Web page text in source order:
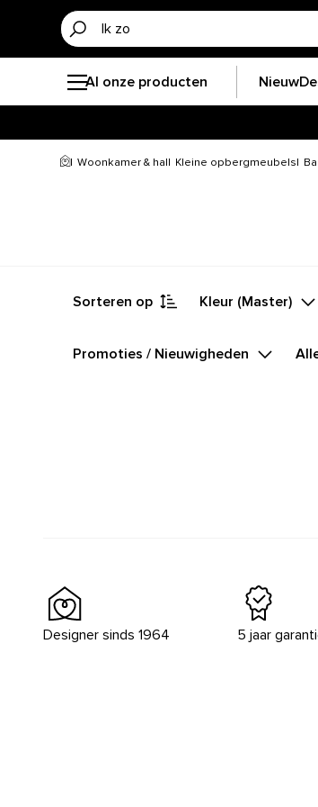
Al onze producten Nieuw
Woonkamer & hal Kleine opbergmeubels
Sorteren op Kleur (Master)
Promoties / Nieuwigheden
Designer sinds 1964 5 jaar